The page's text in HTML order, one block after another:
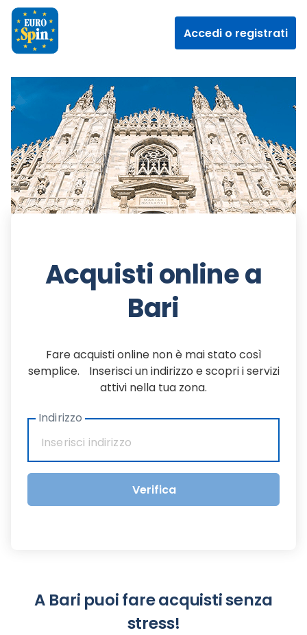
Accedi o registrati
Acquisti online a
Bari
Fare acquisti online non è mai stato così
semplice. Inserisci un indirizzo e scopri i servizi
attivi nella tua zona.
Indirizzo
Verifica
A Bari puoi fare acquisti senza
stress!